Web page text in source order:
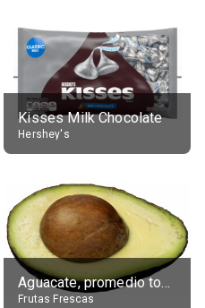
Kisses Milk Chocolate
Hershey's
Aguacate, promedio todos variedades, crudo
Frutas Frescas